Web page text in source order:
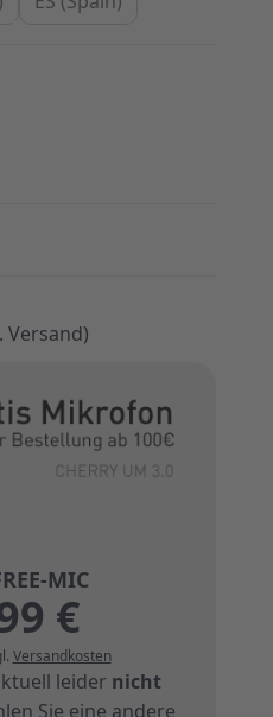
Versand)
€
Versandkosten
leider nicht
Sie eine andere